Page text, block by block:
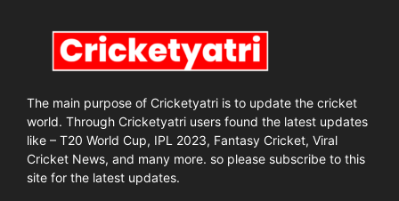
The main purpose of Cricketyatri is to update the cricket
world. Through Cricketyatri users found the latest updates
like – T20 World Cup, IPL 2023, Fantasy Cricket, Viral
Cricket News, and many more. so please subscribe to this
site for the latest updates.